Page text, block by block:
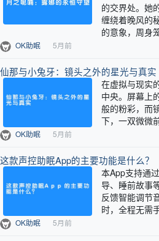
的交界处。她
缠绕着晚风的
的意象，周身
人们传说，
OK助眠 5月前
仙那与小兔牙：镜头之外的星光与真实
在虚拟与现实
中央。屏幕上
般的粉彩，而
下，一双微微
在她不经意
OK助眠 5月前
这款声控助眠App的主要功能是什么？
本App支持通
导、睡前故事
反馈智能调节
时，全程无需
OK助眠 5月前